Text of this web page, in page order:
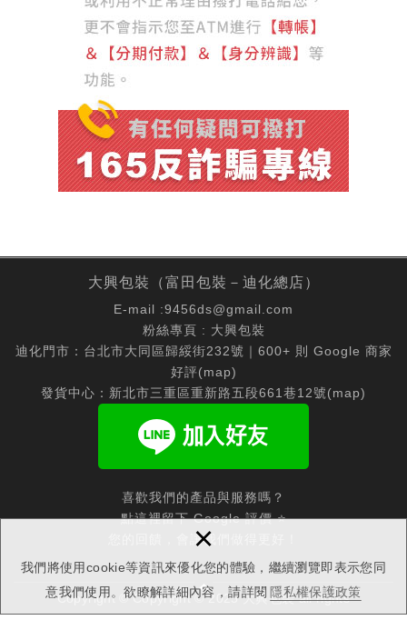
我們將使用cookie等資訊來優化您的體驗，繼續瀏覽即表示您同
意我們使用。欲瞭解詳細內容，請詳閱 隱私權保護政策
×
大興包裝（富田包裝－迪化總店）
E-mail :9456ds@gmail.com
粉絲專頁 : 大興包裝
迪化門市：台北市大同區歸綏街232號｜600+ 則 Google 商家
好評(map)
發貨中心：新北市三重區重新路五段661巷12號(map)
喜歡我們的產品與服務嗎？
點這裡留下 Google 評價 ⭐
您的回饋，會讓我們做得更好！
Copyright © Copyright © 2025 大興包裝 all rights